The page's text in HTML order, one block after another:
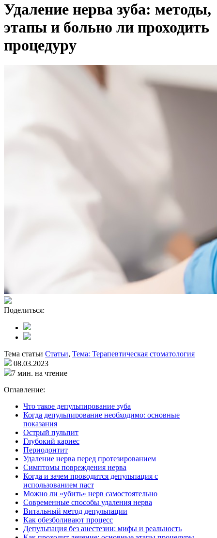
Удаление нерва зуба: методы,
этапы и больно ли проходить
процедуру
Поделиться:
Тема статьи Статьи, Тема: Терапевтическая стоматология
08.03.2023
7 мин. на чтение
Оглавление:
Что такое депульпирование зуба
Когда депульпирование необходимо: основные
показания
Острый пульпит
Глубокий кариес
Периодонтит
Удаление нерва перед протезированием
Симптомы повреждения нерва
Когда и зачем проводится депульпация с
использованием паст
Можно ли «убить» нерв самостоятельно
Современные способы удаления нерва
Витальный метод депульпации
Как обезболивают процесс
Депульпация без анестезии: мифы и реальность